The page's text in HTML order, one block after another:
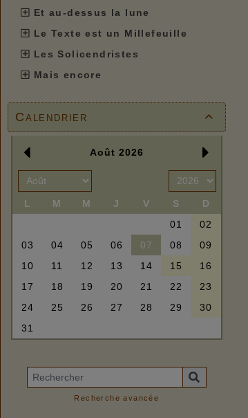
Et au-dessus la lune
Le Texte est un Millefeuille
Les Solicendristes
Mais encore

Calendrier
Recherche avancée